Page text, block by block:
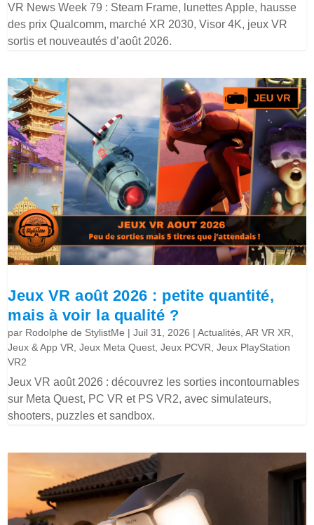
VR News Week 79 : Steam Frame, lunettes Apple, hausse
des prix Qualcomm, marché XR 2030, Visor 4K, jeux VR
sortis et nouveautés d’août 2026.
Jeux VR août 2026 : petite quantité,
mais à voir la qualité ?
par Rodolphe de StylistMe |Juil 31, 2026 |Actualités ,AR VR XR
Jeux & App VR ,Jeux Meta Quest ,Jeux PCVR ,Jeux PlayStation
VR2
Jeux VR août 2026 : découvrez les sorties incontournables
sur Meta Quest, PC VR et PS VR2, avec simulateurs,
shooters, puzzles et sandbox.